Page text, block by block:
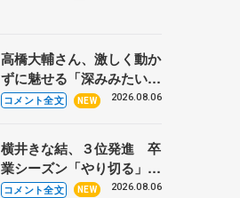
高橋大輔さん、激しく動か
ずに魅せる「深みみたいな
ものは出てきている？」
あい
コメント全文 NEW 2026.08.06
横井きな結、３位発進 卒
業シーズン「やり切る」
【みなとアクルス杯SP】
コメント全文 NEW 2026.08.06